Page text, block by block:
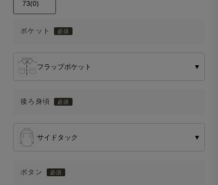
ポケット
フラップポケット ▼
後ろ身頃
サイドタック ▼
ボタン